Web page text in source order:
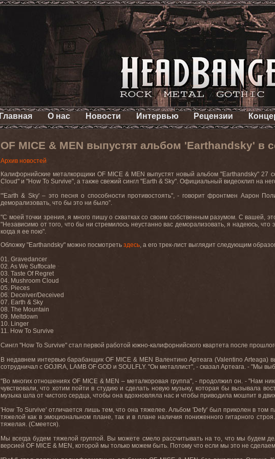
Главная О нас Новости Интервью Рецензии
OF MICE & MEN выпустят альбом 'Earthandsky' в
Архив новостей
Калифорнийские металкорщикиOF MICE & MEN выпустят новый альбом "Earthandsky" 27
Cloud" и "How To Survive", а также свежий сингл "Earth & Sky". Официальный видеоклип на
"'Earth & Sky' – это песня о способности противостоять", - говорит фронтмен Аарон
деморализовать, что бы это ни было”.
"С моей точки зрения, я много пишу о схватках со своим собственным разумом. С вашей,
"Независимо от того, что бы ни стремилось неустанно вас деморализовать, я надеюсь,
когда я ее пою".
Обложку "Earthandsky" можно посмотреть здесь, а его трек-лист выглядит следующим
01. Gravedancer
02. As We Suffocate
03. Taste Of Regret
04. Mushroom Cloud
05. Pieces
06. Deceiver/Deceived
07. Earth & Sky
08. The Mountain
09. Meltdown
10. Linger
11. How To Survive
Сингл "How To Survive" стал первой работой южно-калифорнийского квартета после
В недавнем интервью барабанщикOF MICE & MEN Валентино Артеага (Valentino Arteaga)
сотрудничал с GOJIRA, LAMB OF GOD и SOULFLY. "Он металлист", - сказал Артеага. - "Мы
"Во многих отношенияхOF MICE& MEN – металкоровая группа", - продолжил он. - "Нам
чувствовали, что хотим пойти в студию и сделать новую музыку, которая бы вызывала
музыка шла от чистого сердца, чтобы она вдохновляла нас и чтобы приводила мошпит в
'How To Survive'отличается лишь тем,что она тяжелее.Альбом 'Defy' был приколен в том
тяжелой как в эмоциональном плане, так и в плане наличия пониженного гитарного
тяжелая. (Смеется).
Мы всегда будем тяжелой группой. Вы можете смело рассчитывать на то, что мы будем
версией OF MICE & MEN , которой мы только можем быть. Потому что если мы это не